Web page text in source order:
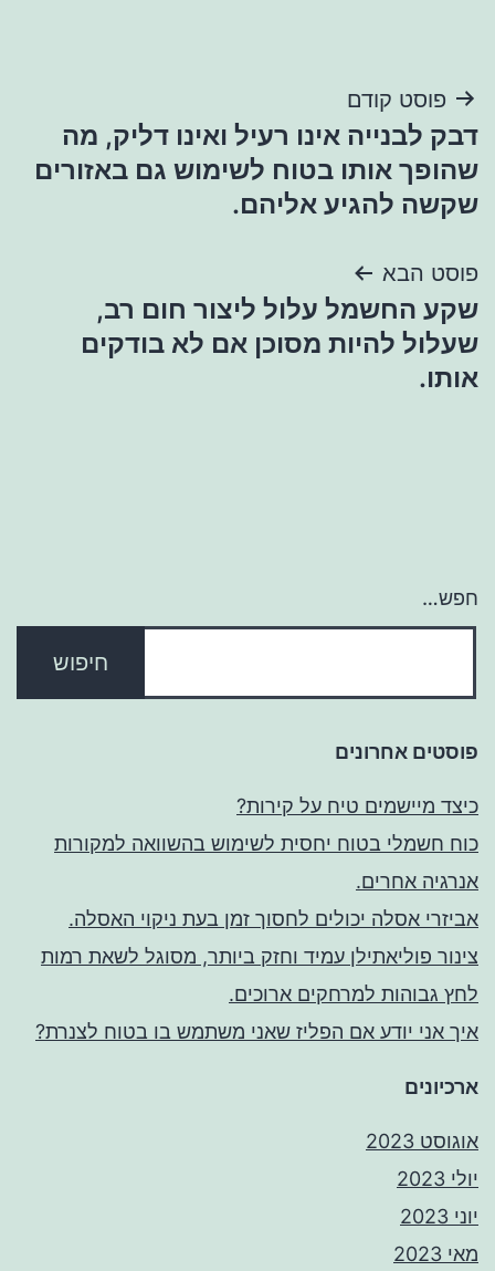
ניווט
פוסט קודם
דבק לבנייה אינו רעיל ואינו דליק, מה
שהופך אותו בטוח לשימוש גם באזורים
שקשה להגיע אליהם.
פוסט הבא
שקע החשמל עלול ליצור חום רב,
שעלול להיות מסוכן אם לא בודקים
אותו.
חפש…
פוסטים אחרונים
כיצד מיישמים טיח על קירות?
כוח חשמלי בטוח יחסית לשימוש בהשוואה למקורות
אנרגיה אחרים.
אביזרי אסלה יכולים לחסוך זמן בעת ניקוי האסלה.
צינור פוליאתילן עמיד וחזק ביותר, מסוגל לשאת רמות
לחץ גבוהות למרחקים ארוכים.
איך אני יודע אם הפליז שאני משתמש בו בטוח לצנרת?
ארכיונים
אוגוסט 2023
יולי 2023
יוני 2023
מאי 2023